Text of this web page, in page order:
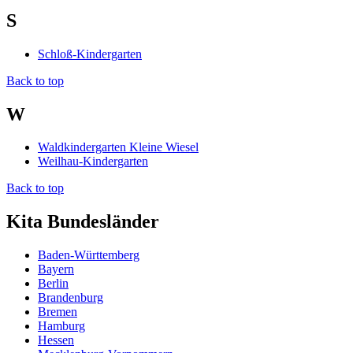
S
Schloß-Kindergarten
Back to top
W
Waldkindergarten Kleine Wiesel
Weilhau-Kindergarten
Back to top
Kita Bundesländer
Baden-Württemberg
Bayern
Berlin
Brandenburg
Bremen
Hamburg
Hessen